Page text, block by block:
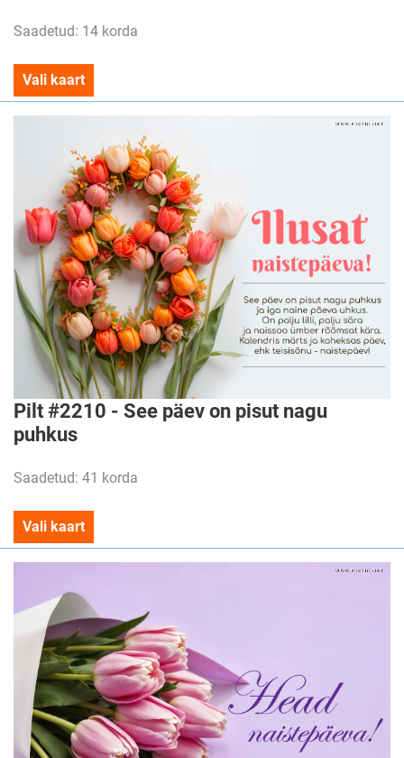
Saadetud: 14 korda
Vali kaart
Pilt #2210 - See päev on pisut nagu
puhkus
Saadetud: 41 korda
Vali kaart